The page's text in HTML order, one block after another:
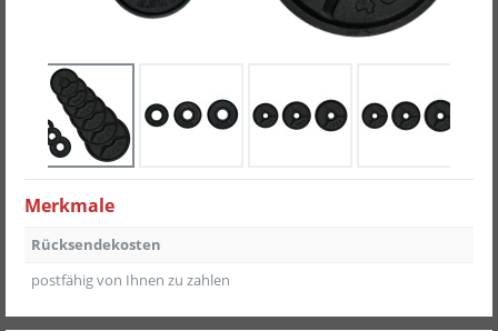
Merkmale
Rücksendekosten
postfähig von Ihnen zu zahlen